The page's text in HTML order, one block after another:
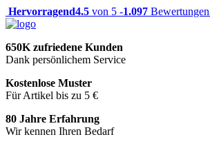
Hervorragend4.5 von 5 -1.097 Bewertungen
650K zufriedene Kunden
Dank persönlichem Service
Kostenlose Muster
Für Artikel bis zu 5 €
80 Jahre Erfahrung
Wir kennen Ihren Bedarf